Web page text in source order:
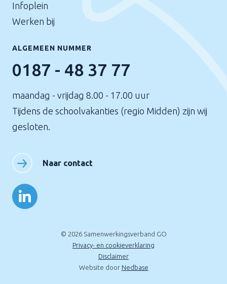
Infoplein
Werken bij
ALGEMEEN NUMMER
0187 - 48 37 77
maandag - vrijdag 8.00 - 17.00 uur
Tijdens de schoolvakanties (regio Midden) zijn wij
gesloten.
Naar contact
© 2026 Samenwerkingsverband GO
Privacy- en cookieverklaring
Disclaimer
Website door Nedbase